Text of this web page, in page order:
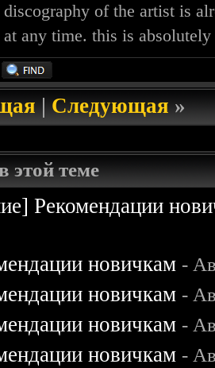
discography of the artist is
at any time. this is
|Следующая»
этой теме
Рекомендации
новичкам -
новичкам -
новичкам -
новичкам -